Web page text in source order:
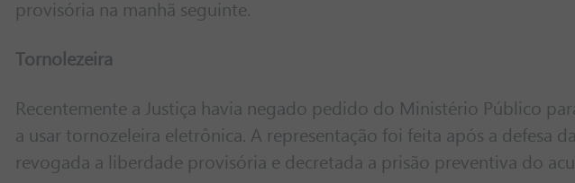
provisória na manhã seguinte.
Tornolezeira
Recentemente a Justiça havia negado pedido do Ministério Público
a usar tornozeleira eletrônica. A representação foi feita após a defesa
revogada a liberdade provisória e decretada a prisão preventiva do